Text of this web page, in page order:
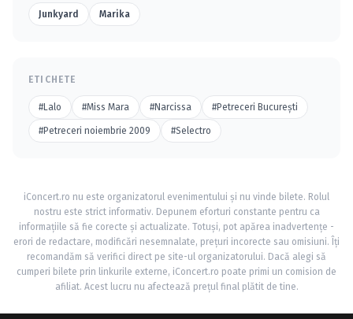
Junkyard Marika
ETICHETE
#Lalo #Miss Mara #Narcissa #Petreceri Bucureşti
#Petreceri noiembrie 2009 #Selectro
iConcert.ro nu este organizatorul evenimentului și nu vinde bilete. Rolul
nostru este strict informativ. Depunem eforturi constante pentru ca
informațiile să fie corecte și actualizate. Totuși, pot apărea inadvertențe -
erori de redactare, modificări nesemnalate, prețuri incorecte sau omisiuni. Îți
recomandăm să verifici direct pe site-ul organizatorului. Dacă alegi să
cumperi bilete prin linkurile externe, iConcert.ro poate primi un comision de
afiliat. Acest lucru nu afectează prețul final plătit de tine.